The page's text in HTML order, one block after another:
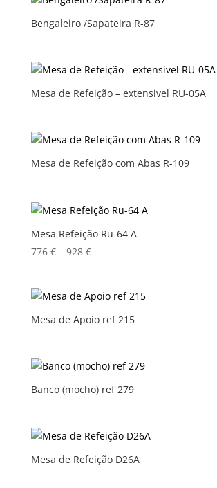
Bengaleiro /Sapateira R-87
Mesa de Refeição – extensivel RU-05A
Mesa de Refeição com Abas R-109
Mesa Refeição Ru-64 A
776 € – 928 €Price
through
928 €
Mesa de Apoio ref 215
Banco (mocho) ref 279
Mesa de Refeição D26A